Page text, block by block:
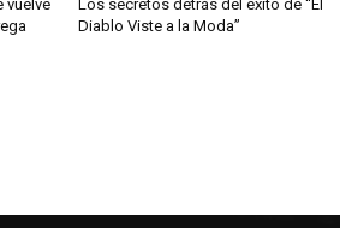
vuelve
Los secretos detrás del éxito de “El
Diablo Viste a la Moda”